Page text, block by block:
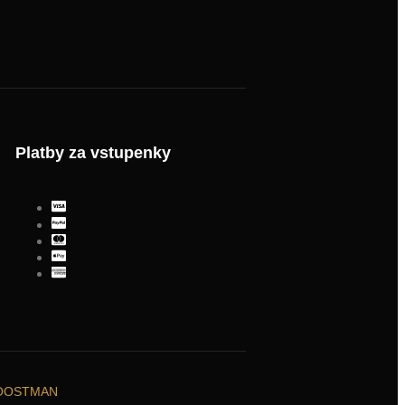
Platby za vstupenky